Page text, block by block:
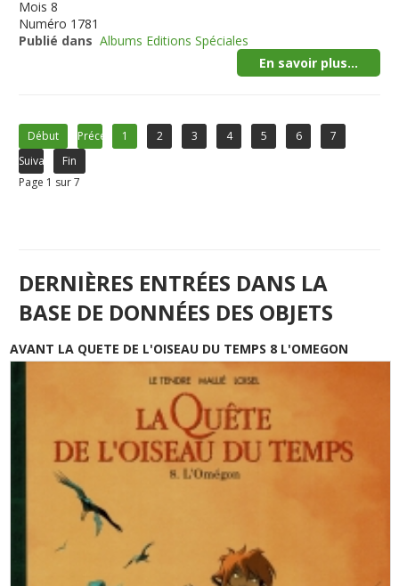
Mois 8
Numéro 1781
Publié dans Albums Editions Spéciales
En savoir plus...
Début Précédent1 2 3 4 5 6
7
Suivant
Fin
Page 1 sur 7
DERNIÈRES ENTRÉES DANS LA
BASE DE DONNÉES DES OBJETS
AVANT LA QUETE DE L'OISEAU DU TEMPS 8 L'OMEGON